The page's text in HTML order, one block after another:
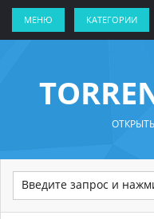
МЕНЮ КАТЕГОРИИ